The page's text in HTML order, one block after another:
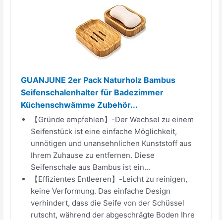
GUANJUNE 2er Pack Naturholz Bambus
Seifenschalenhalter für Badezimmer
Küchenschwämme Zubehör...
【Gründe empfehlen】-Der Wechsel zu einem
Seifenstück ist eine einfache Möglichkeit,
unnötigen und unansehnlichen Kunststoff aus
Ihrem Zuhause zu entfernen. Diese
Seifenschale aus Bambus ist ein...
【Effizientes Entleeren】-Leicht zu reinigen,
keine Verformung. Das einfache Design
verhindert, dass die Seife von der Schüssel
rutscht, während der abgeschrägte Boden Ihre